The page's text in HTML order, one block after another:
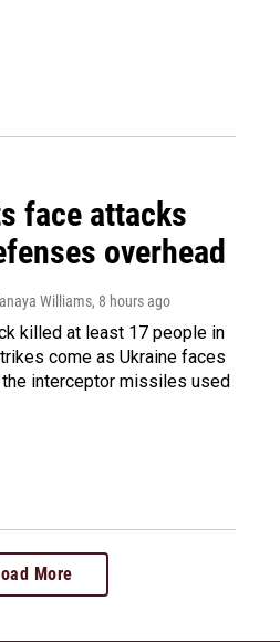
face attacks
overhead
Williams, 8 hours ago
killed at least 17 people in
come as Ukraine faces
interceptor missiles used
More